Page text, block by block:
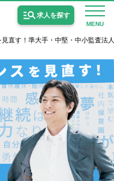
MENU
求人を探す
の求人
人
試験合格向けの求人
直す！準大手・中堅・中小監査法